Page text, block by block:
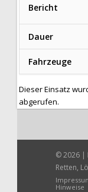
Bericht
Dauer
Fahrzeuge
Dieser Einsatz
abgerufen.
© 2026 |
Retten,
Hinweise